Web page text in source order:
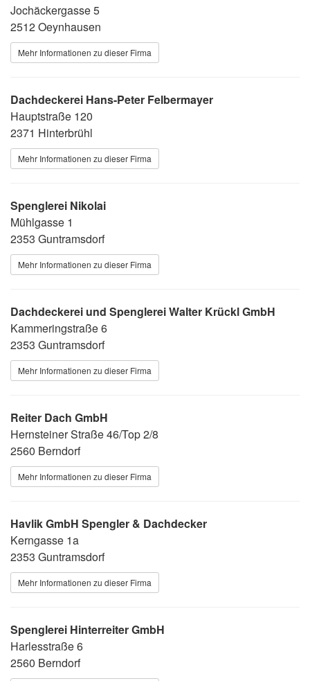
Jochäckergasse 5
2512 Oeynhausen
Mehr Informationen zu dieser Firma
Dachdeckerei Hans-Peter Felbermayer
Hauptstraße 120
2371 Hinterbrühl
Mehr Informationen zu dieser Firma
Spenglerei Nikolai
Mühlgasse 1
2353 Guntramsdorf
Mehr Informationen zu dieser Firma
Dachdeckerei und Spenglerei Walter Krückl GmbH
Kammeringstraße 6
2353 Guntramsdorf
Mehr Informationen zu dieser Firma
Reiter Dach GmbH
Hernsteiner Straße 46/Top 2/8
2560 Berndorf
Mehr Informationen zu dieser Firma
Havlik GmbH Spengler & Dachdecker
Kerngasse 1a
2353 Guntramsdorf
Mehr Informationen zu dieser Firma
Spenglerei Hinterreiter GmbH
Harlesstraße 6
2560 Berndorf